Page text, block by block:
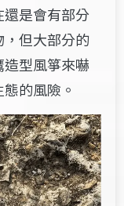
是會有部分
但大部分的
型風箏來嚇
的風險。